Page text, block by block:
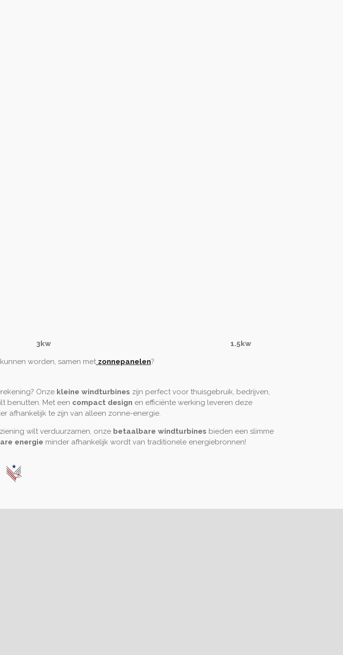
1.5kw
worden, samen met zonnepanelen?
Onze kleine windturbines zijn perfect voor thuisgebruik, bedrijven,
benutten. Met een compact design en efficiënte werking leveren deze
afhankelijk te zijn van alleen zonne-energie.
wilt verduurzamen, onze betaalbare windturbines bieden een slimme
energie minder afhankelijk wordt van traditionele energiebronnen!